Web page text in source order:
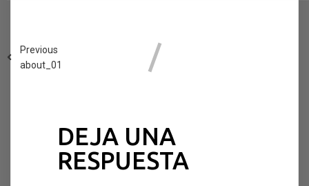
Previous
about_01
DEJA UNA
RESPUESTA